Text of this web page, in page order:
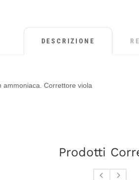
DESCRIZIONE
Correttore viola
Prodotti